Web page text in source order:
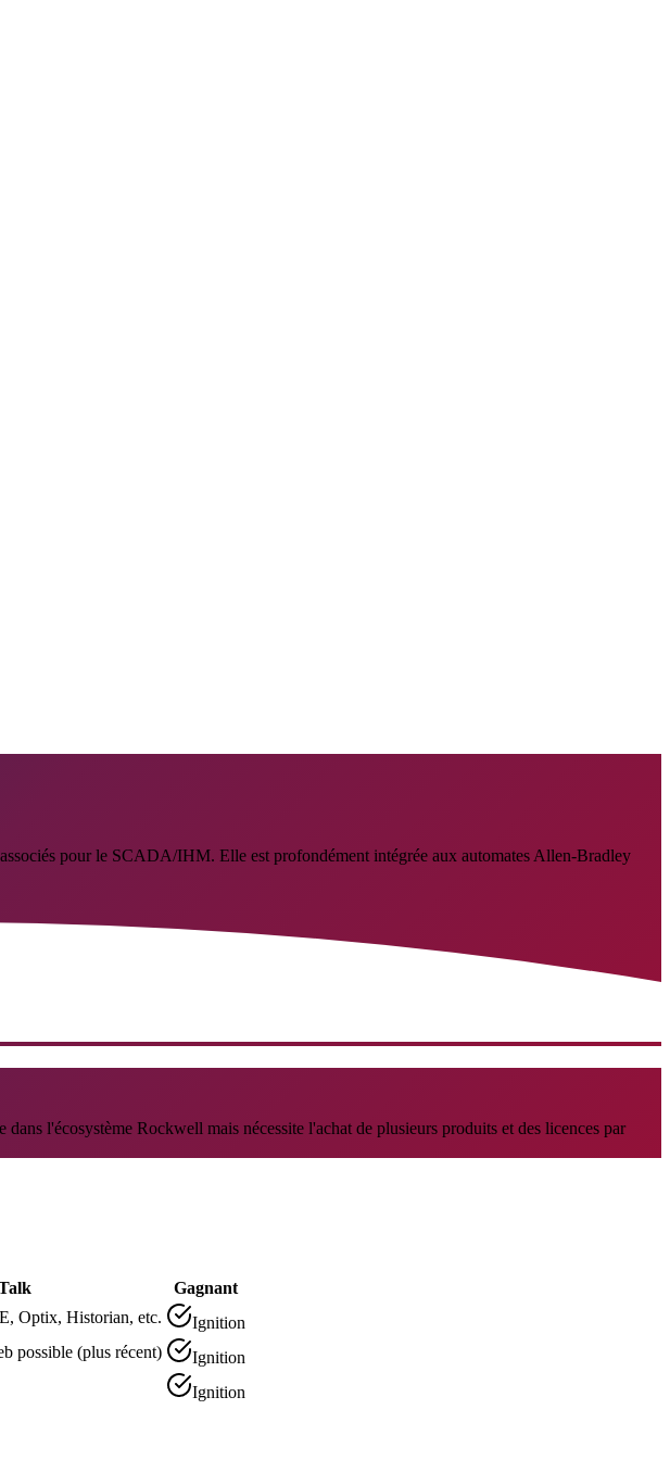
pour le SCADA/IHM. Elle est profondément intégrée aux automates Allen-Bradley
l'écosystème Rockwell mais nécessite l'achat de plusieurs produits et des licences par
Gagnant
Optix, Historian, etc.
Ignition
possible (plus récent)
Ignition
Ignition